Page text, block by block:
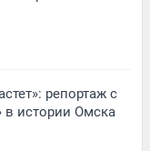
репортаж с
истории Омска